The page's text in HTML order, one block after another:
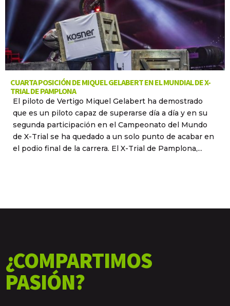
CUARTA POSICIÓN DE MIQUEL GELABERT EN EL MUNDIAL DE X-
TRIAL DE PAMPLONA
El piloto de Vertigo Miquel Gelabert ha demostrado
que es un piloto capaz de superarse día a día y en su
segunda participación en el Campeonato del Mundo
de X-Trial se ha quedado a un solo punto de acabar en
el podio final de la carrera. El X-Trial de Pamplona,...
¿COMPARTIMOS
PASIÓN?